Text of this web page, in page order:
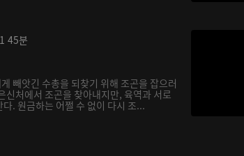
45분
빼앗긴 수총을 되찾기 위해 조곤을 잡으러
신처에서 조곤을 찾아내지만, 육역과 서로
다. 원금하는 어쩔 수 없이 다시 조...